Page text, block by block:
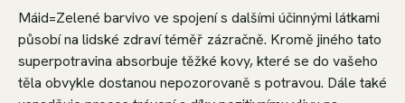
Máid=Zelené barvivo ve spojení s dalšími účinnými látkami
působí na lidské zdraví téměř zázračně. Kromě jiného tato
superpotravina absorbuje těžké kovy, které se do vašeho
těla obvykle dostanou nepozorovaně s potravou. Dále také